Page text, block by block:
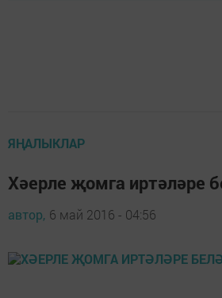
ЯҢАЛЫКЛАР
Хәерле җомга иртәләре
автор, 6 май 2016 - 04:56